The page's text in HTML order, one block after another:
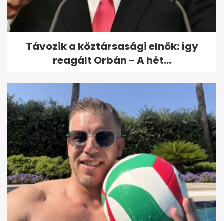
Távozik a köztársasági elnök: így
reagált Orbán - A hét...